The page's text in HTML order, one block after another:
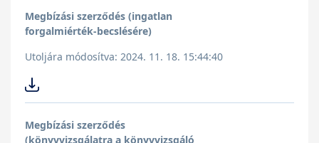
Megbízási szerződés (ingatlan
forgalmiérték-becslésére)
Utoljára módosítva: 2024. 11. 18. 15:44:40
Megbízási szerződés
(könyvvizsgálatra a könyvvizsgáló